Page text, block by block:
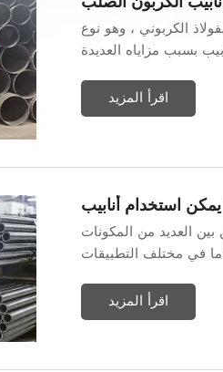
الكربوني ، وهو نوع
اقرأ المزيد
بين العديد من المكونات
في مختلف التطبيقات
اقرأ المزيد